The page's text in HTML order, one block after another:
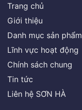
Trang chủ
Giới thiệu
Danh mục sản phẩm
Lĩnh vực hoạt động
Chính sách chung
Tin tức
Liên hệ SƠN HÀ